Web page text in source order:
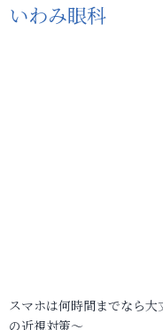
いわみ眼科
スマホは何時間までなら
の近視対策～